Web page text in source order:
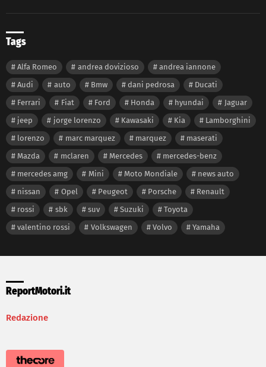
Tags
Alfa Romeo andrea dovizioso
andrea iannone
Audi
auto Bmw dani pedrosa
Ducati
Ferrari
Fiat Ford Honda hyundai
Jaguar
jeep
jorge lorenzo Kawasaki Kia
Lamborghini
lorenzo
marc marquez marquez
maserati
Mazda
mclaren Mercedes
mercedes-benz
mercedes amg
Mini Moto Mondiale
news auto
nissan
Opel Peugeot Porsche
Renault
rossi
sbk suv Suzuki
Toyota
valentino rossi
Volkswagen Volvo Yamaha
ReportMotori.it
Redazione